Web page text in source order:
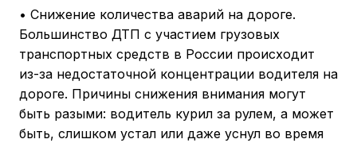
• Снижение количества аварий на дороге.
Большинство ДТП с участием грузовых
транспортных средств в России происходит
из-за недостаточной концентрации водителя на
дороге. Причины снижения внимания могут
быть разыми: водитель курил за рулем, а может
быть, слишком устал или даже уснул во время